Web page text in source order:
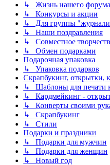
↳ Жизнь нашего форума
↳ Конкурсы и акции
↳ Для группы
↳ Наши поздравления
↳ Совместное
↳ Обмен подарками
Подарочная упаковка
↳ Упаковка подарков
Скрапбукинг, открытки,
↳ Шаблоны для печати
↳ Кардмейкинг -
↳ Конверты своими
↳ Скрапбукинг
↳ Стили
Подарки и праздники
↳ Подарки для мужчин
↳ Подарки для женщин
↳ Новый год